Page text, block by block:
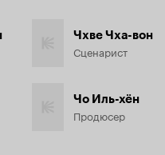
Чхве Чха-вон
Сценарист
Чо Иль-хён
Продюсер